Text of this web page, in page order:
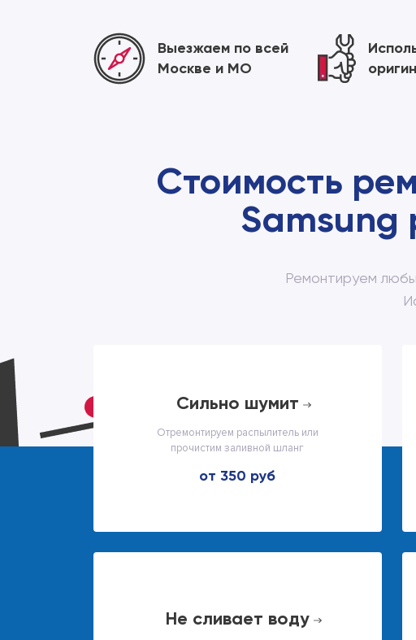
Выезжаем по всей
Москве и МО
Стоимость
Samsung
Ремонтируем
cильно шумит
Отремонтируем распылитель или
прочистим заливной шланг
от 350 руб
не сливает воду